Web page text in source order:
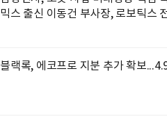
믹스 출신 이동건 부사장, 로보틱스
블랙록, 에코프로 지분 추가 확보